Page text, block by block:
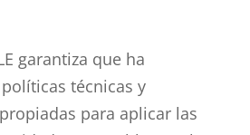
garantiza que ha
técnicas y
para aplicar las